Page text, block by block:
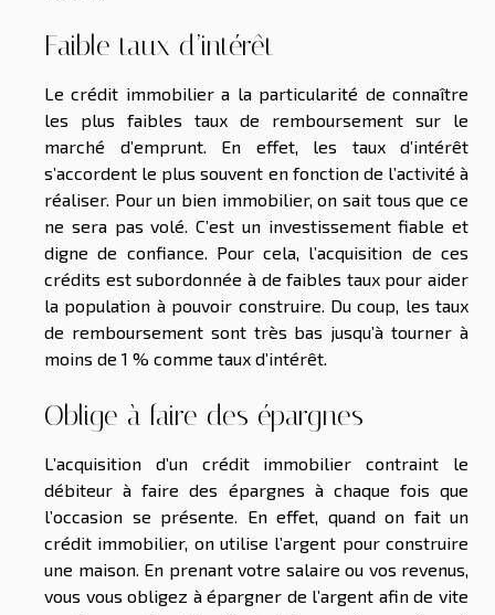
Faible taux d’intérêt
Le crédit immobilier a la particularité de connaître
les plus faibles taux de remboursement sur le
marché d’emprunt. En effet, les taux d’intérêt
s’accordent le plus souvent en fonction de l’activité à
réaliser. Pour un bien immobilier, on sait tous que ce
ne sera pas volé. C’est un investissement fiable et
digne de confiance. Pour cela, l’acquisition de ces
crédits est subordonnée à de faibles taux pour aider
la population à pouvoir construire. Du coup, les taux
de remboursement sont très bas jusqu’à tourner à
moins de 1 % comme taux d’intérêt.
Oblige à faire des épargnes
L’acquisition d’un crédit immobilier contraint le
débiteur à faire des épargnes à chaque fois que
l’occasion se présente. En effet, quand on fait un
crédit immobilier, on utilise l’argent pour construire
une maison. En prenant votre salaire ou vos revenus,
vous vous obligez à épargner de l’argent afin de vite